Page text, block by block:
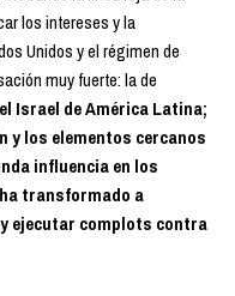
los intereses y la
Unidos y el régimen de
muy fuerte: la de
Israel de América Latina;
y los elementos cercanos
influencia en los
transformado a
ejecutar complots contra